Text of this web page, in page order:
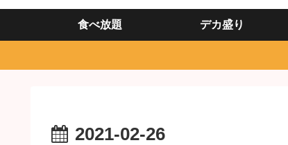
食べ放題 デカ盛り
2021-02-26